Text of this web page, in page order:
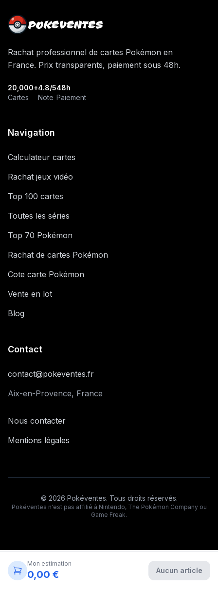
POKEVENTES
Rachat professionnel de cartes Pokémon en
France. Prix transparents, paiement sous 48h.
20,000+
Cartes
4.8/5
Note
48h
Paiement
Navigation
Calculateur cartes
Rachat jeux vidéo
Top 100 cartes
Toutes les séries
Top 70 Pokémon
Rachat de cartes Pokémon
Cote carte Pokémon
Vente en lot
Blog
Contact
contact@pokeventes.fr
Aix-en-Provence, France
Nous contacter
Mentions légales
© 2026 Pokéventes. Tous droits réservés.
Pokéventes n'est pas affilié à Nintendo, The Pokémon Company ou
Game Freak.
Mon estimation
0,00 € Aucun article